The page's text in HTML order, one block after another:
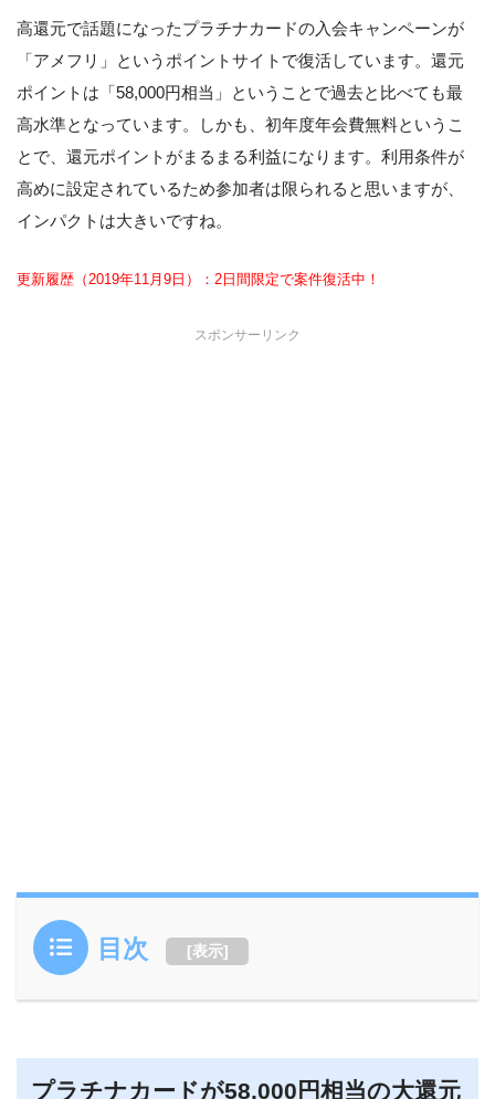
高還元で話題になったプラチナカードの入会キャンペーンが
「アメフリ」というポイントサイトで復活しています。還元
ポイントは「58,000円相当」ということで過去と比べても最
高水準となっています。しかも、初年度年会費無料というこ
とで、還元ポイントがまるまる利益になります。利用条件が
高めに設定されているため参加者は限られると思いますが、
インパクトは大きいですね。
更新履歴（2019年11月9日）：2日間限定で案件復活中！
スポンサーリンク
目次 [表示]
プラチナカードが58,000円相当の大還元